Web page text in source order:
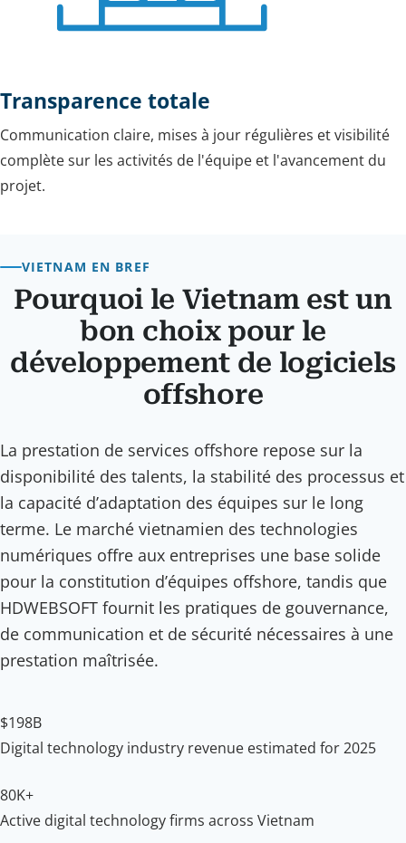
Transparence totale
Communication claire, mises à jour régulières et visibilité
complète sur les activités de l'équipe et l'avancement du
projet.
VIETNAM EN BREF
Pourquoi le Vietnam est un
bon choix pour le
développement de logiciels
offshore
La prestation de services offshore repose sur la
disponibilité des talents, la stabilité des processus et
la capacité d’adaptation des équipes sur le long
terme. Le marché vietnamien des technologies
numériques offre aux entreprises une base solide
pour la constitution d’équipes offshore, tandis que
HDWEBSOFT fournit les pratiques de gouvernance,
de communication et de sécurité nécessaires à une
prestation maîtrisée.
$198B
Digital technology industry revenue estimated for 2025
80K+
Active digital technology firms across Vietnam